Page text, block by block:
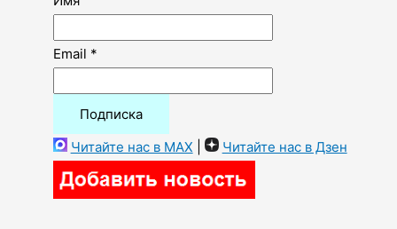
Email *
Читайте нас в MAX Читайте нас в Дзен